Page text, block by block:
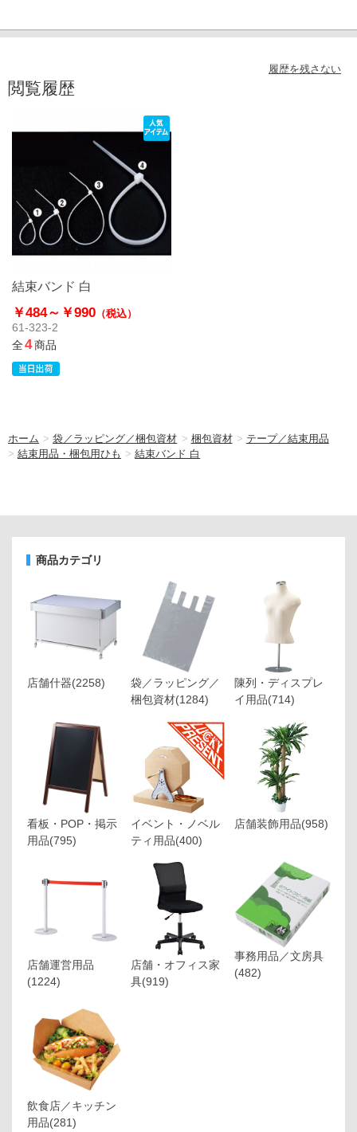
履歴を残さない
閲覧履歴
結束バンド 白
￥484～ ￥990 （税込）
61-323-2
全4商品
ホーム >袋／ラッピング／梱包資材 > 梱包資材 > テープ／結束用品
> 結束用品・梱包用ひも >結束バンド 白
商品カテゴリ
店舗什器(2258)
袋／ラッピング／
梱包資材(1284)
陳列・ディスプレ
イ用品(714)
看板・POP・掲示
用品(795)
イベント・ノベル
ティ用品(400)
店舗装飾用品(958)
店舗運営用品
(1224)
店舗・オフィス家
具(919)
事務用品／文房具
(482)
飲食店／キッチン
用品(281)